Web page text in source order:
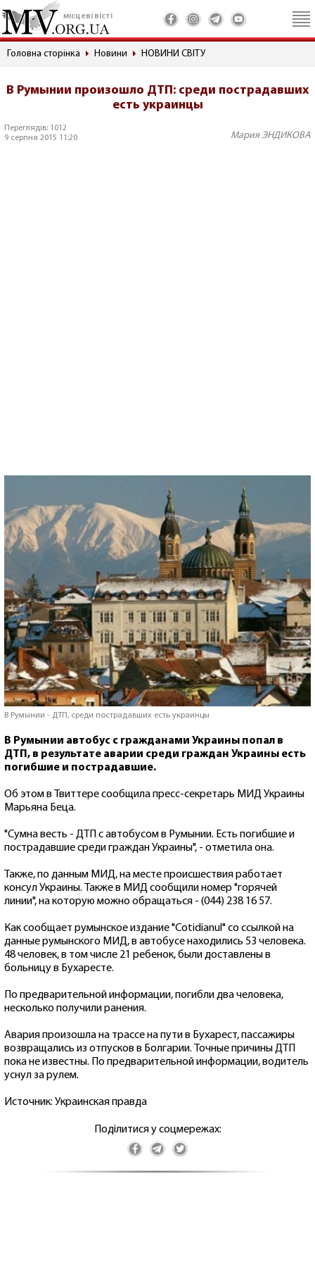
місцеві вісті
Головна сторінка Новини НОВИНИ СВІТУ
В Румынии произошло ДТП: среди пострадавших
есть украинцы
Переглядів: 1012
9 серпня 2015 11:20
Мария ЭНДИКОВА
В Румынии - ДТП, среди пострадавших есть украинцы
В Румынии автобус с гражданами Украины попал в
ДТП, в результате аварии среди граждан Украины есть
погибшие и пострадавшие.
Об этом в Твиттере сообщила пресс-секретарь МИД Украины
Марьяна Беца.
"Cумна весть - ДТП с автобусом в Румынии. Есть погибшие и
пострадавшие среди граждан Украины", - отметила она.
Также, по данным МИД, на месте происшествия работает
консул Украины. Также в МИД сообщили номер "горячей
линии", на которую можно обращаться - (044) 238 16 57.
Как сообщает румынское издание "Сotidianul" со ссылкой на
данные румынского МИД, в автобусе находились 53 человека.
48 человек, в том числе 21 ребенок, были доставлены в
больницу в Бухаресте.
По предварительной информации, погибли два человека,
несколько получили ранения.
Авария произошла на трассе на пути в Бухарест, пассажиры
возвращались из отпусков в Болгарии. Точные причины ДТП
пока не известны. По предварительной информации, водитель
уснул за рулем.
Источник: Украинская правда
Поділитися у соцмережах: